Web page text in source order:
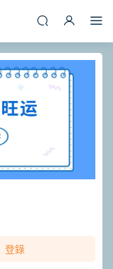
登錄